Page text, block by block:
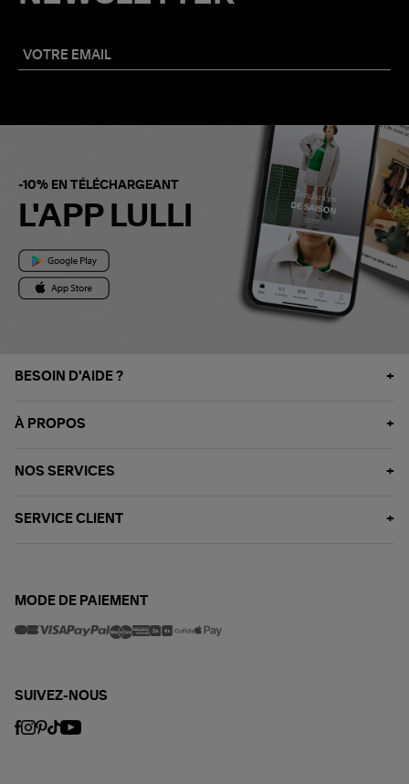
-10% EN TÉLÉCHARGEANT
L'APP LULLI
BESOIN D'AIDE ?
À PROPOS
NOS SERVICES
SERVICE CLIENT
MODE DE PAIEMENT
SUIVEZ-NOUS